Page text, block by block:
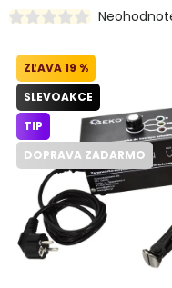
Príslušenstvo pre
Vybavenie a
Domácnosť
Ochranné
Vianoce
19 %
SLEVOAKCE
TIP
DOPRAVA ZADARMO